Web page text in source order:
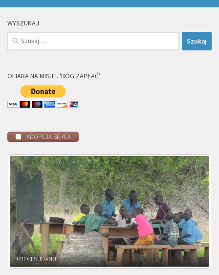
WYSZUKAJ
Szukaj:
OFIARA NA MISJE. 'BÓG ZAPŁAĆ’
ADOPCJA SERCA
DZIECI ZAMBII